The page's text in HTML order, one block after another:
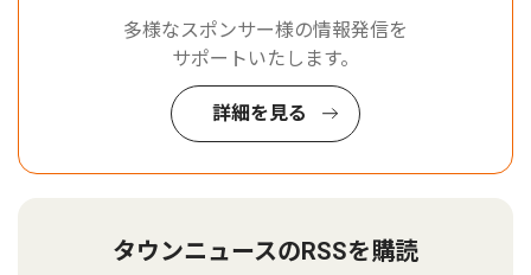
多様なスポンサー様の情報発信を
サポートいたします。
詳細を見る
タウンニュースのRSSを購読